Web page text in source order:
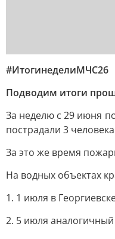
#ИтогинеделиМЧС26
Подводим итоги
За неделю с 29 июня
пострадали 3
За это же время
На водных объектах
1. 1 июля в
2. 5 июля